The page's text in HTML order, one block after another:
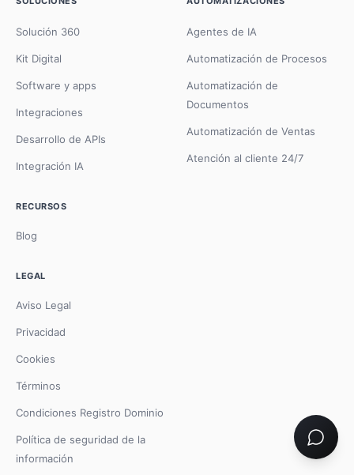
Solución 360
Kit Digital
Software y apps
Integraciones
Desarrollo de APIs
Integración IA
Agentes de IA
Automatización de Procesos
Automatización de
Documentos
Automatización de Ventas
Atención al cliente 24/7
RECURSOS
Blog
LEGAL
Aviso Legal
Privacidad
Cookies
Términos
Condiciones Registro Dominio
Política de seguridad de la
información